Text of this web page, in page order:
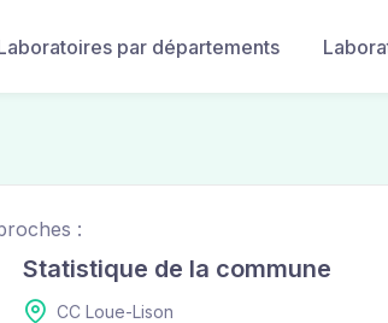
par départements
:
Statistique de la commune
CC Loue-Lison